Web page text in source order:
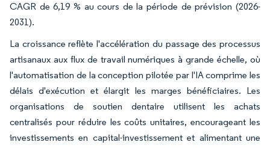
CAGR de 6,19 % au cours de la période de prévision (2026-
2031).
La croissance reflète l'accélération du passage des processus
artisanaux aux flux de travail numériques à grande échelle, où
l'automatisation de la conception pilotée par l'IA comprime les
délais d'exécution et élargit les marges bénéficiaires. Les
organisations de soutien dentaire utilisent les achats
centralisés pour réduire les coûts unitaires, encourageant les
investissements en capital-investissement et alimentant une